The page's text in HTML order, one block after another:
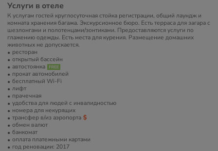
Услуги в отеле
К услугам гостей круглосуточная стойка регистрации, общий лаундж и
комната хранения багажа. Экскурсионное бюро. Есть терраса для загара с
шезлонгами и полотенцами/зонтиками. Предоставляются услуги по
глажению одежды. Есть места для курения. Размещение домашних
животных не допускается.
ресторан
открытый бассейн
автостоянка
прокат автомобилей
бесплатный Wi-Fi
лифт
прачечная
удобства для людей с инвалидностью
номера для некурящих
трансфер в/из аэропорта
обмен валют
банкомат
оплата платежными картами
год реновации: 2017